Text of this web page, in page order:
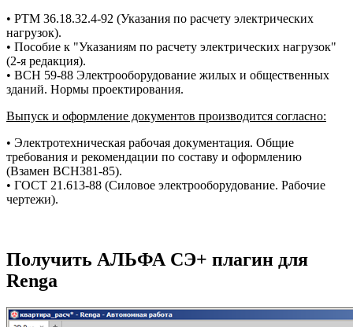
• РТМ 36.18.32.4-92 (Указания по расчету электрических
нагрузок).
• Пособие к "Указаниям по расчету электрических нагрузок"
(2-я редакция).
• ВСН 59-88 Электрооборудование жилых и общественных
зданий. Нормы проектирования.
Выпуск и оформление документов производится согласно:
• Электротехническая рабочая документация. Общие
требования и рекомендации по составу и оформлению
(Взамен ВСН381-85).
• ГОСТ 21.613-88 (Силовое электрооборудование. Рабочие
чертежи).
Получить АЛЬФА СЭ+ плагин для
Renga